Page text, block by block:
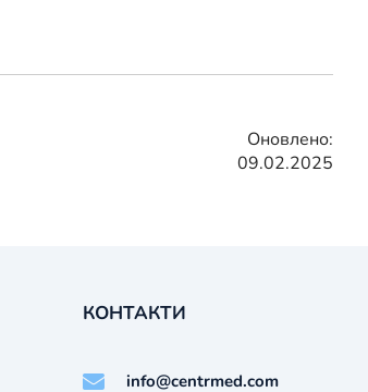
Оновлено:
09.02.2025
КОНТАКТИ
info@centrmed.com